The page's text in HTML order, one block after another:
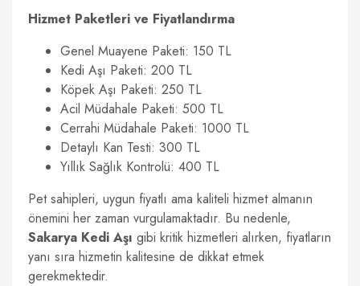
Hizmet Paketleri ve Fiyatlandırma
Genel Muayene Paketi: 150 TL
Kedi Aşı Paketi: 200 TL
Köpek Aşı Paketi: 250 TL
Acil Müdahale Paketi: 500 TL
Cerrahi Müdahale Paketi: 1000 TL
Detaylı Kan Testi: 300 TL
Yıllık Sağlık Kontrolü: 400 TL
Pet sahipleri, uygun fiyatlı ama kaliteli hizmet almanın
önemini her zaman vurgulamaktadır. Bu nedenle,
Sakarya Kedi Aşı gibi kritik hizmetleri alırken, fiyatların
yanı sıra hizmetin kalitesine de dikkat etmek
gerekmektedir.